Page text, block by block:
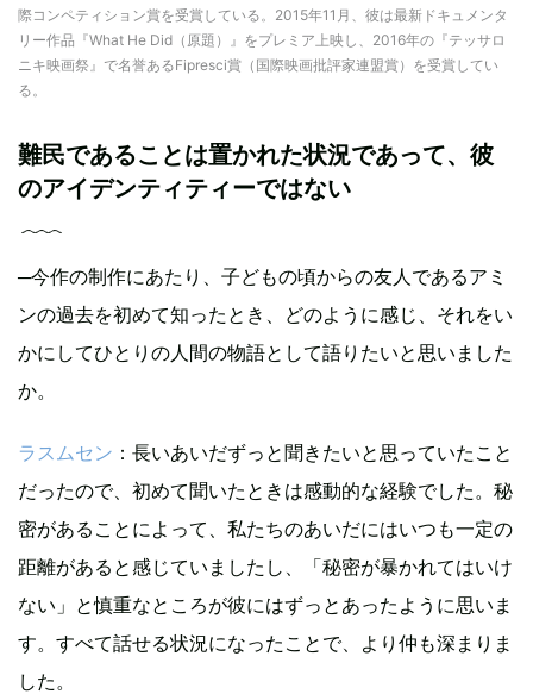
際コンペティション賞を受賞している。2015年11月、彼は最新ドキュメンタ
リー作品『What He Did（原題）』をプレミア上映し、2016年の『テッサロ
ニキ映画祭』で名誉あるFipresci賞（国際映画批評家連盟賞）を受賞してい
る。
難民であることは置かれた状況であって、彼
のアイデンティティーではない
─今作の制作にあたり、子どもの頃からの友人であるアミ
ンの過去を初めて知ったとき、どのように感じ、それをい
かにしてひとりの人間の物語として語りたいと思いました
か。
ラスムセン ：長いあいだずっと聞きたいと思っていたこと
だったので、初めて聞いたときは感動的な経験でした。秘
密があることによって、私たちのあいだにはいつも一定の
距離があると感じていましたし、「秘密が暴かれてはいけ
ない」と慎重なところが彼にはずっとあったように思いま
す。すべて話せる状況になったことで、より仲も深まりま
した。